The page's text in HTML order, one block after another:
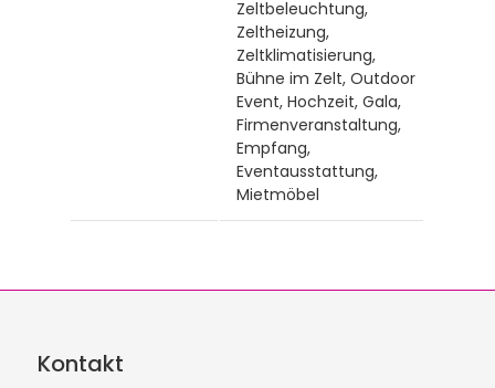
Zeltbeleuchtung,
Zeltheizung,
Zeltklimatisierung,
Bühne im Zelt, Outdoor
Event, Hochzeit, Gala,
Firmenveranstaltung,
Empfang,
Eventausstattung,
Mietmöbel
Kontakt